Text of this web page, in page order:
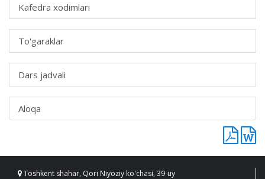
Kafedra xodimlari
To'garaklar
Dars jadvali
Aloqa
Toshkent shahar, Qori Niyoziy ko'chasi, 39-uy